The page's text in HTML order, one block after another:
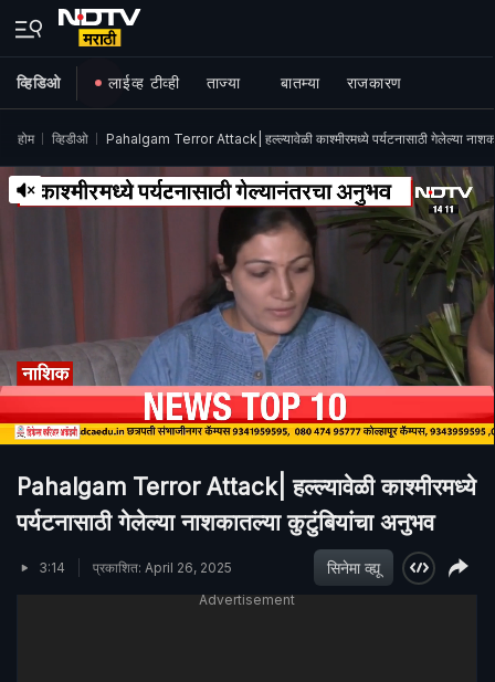
व्हिडिओ लाईव्ह टीव्ही ताज्या बातम्या राजकारण
होम व्हिडीओ Pahalgam Terror Attack| हल्ल्यावेळी काश्मीरमध्ये पर्यटनासाठी गेलेल्या
Pahalgam Terror Attack| हल्ल्यावेळी काश्मीरमध्ये
पर्यटनासाठी गेलेल्या नाशकातल्या कुटुंबियांचा अनुभव
3:14 प्रकाशित: April 26, 2025 सिनेमा व्ह्यू
Advertisement